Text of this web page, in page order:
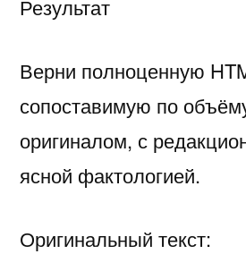
Результат
Верни полноценную
сопоставимую по
оригиналом, с
ясной фактологией.
Оригинальный текст: